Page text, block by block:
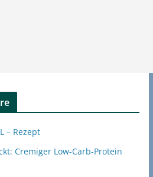
– Rezept
Cremiger Low-Carb-Protein